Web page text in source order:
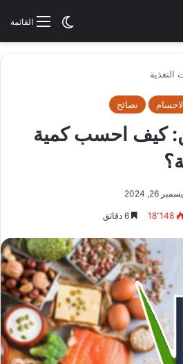
القائمةالوضع
التغذية
نصائح
كيف احسب كمية
26, 2024
18٬148